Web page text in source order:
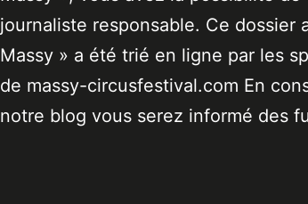
journaliste responsable. Ce dossier
Massy » a été trié en ligne par les
de massy-circusfestival.com En
notre blog vous serez informé des